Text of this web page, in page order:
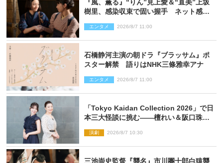
『風、薫る』“りん”見上愛＆“直美”上坂
樹里、感染収束で固い握手 ネット感動
エンタメ 2026/8/7 11:00
石橋静河主演の朝ドラ『ブラッサム』ポ
スター解禁 語りはNHK三條雅幸アナ
エンタメ 2026/8/7 11:00
「Tokyo Kaidan Collection 2026」で日
本三大怪談に挑む――檀れい＆阪口珠美
演劇 2026/8/7 10:30
三池崇史監督『襲名』市川團十郎白猿襲